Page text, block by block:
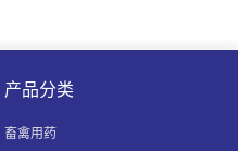
产品分类
畜禽用药